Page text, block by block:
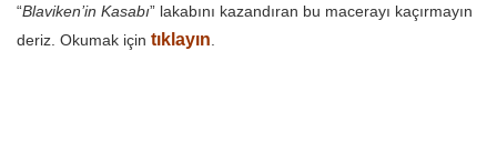
“Blaviken’in Kasabı” lakabını kazandıran bu macerayı kaçırmayın
deriz. Okumak için tıklayın